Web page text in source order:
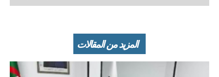
المزيد من المقالات